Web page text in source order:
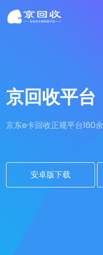
京回收平台
京东e卡回收正规平台160
安卓版下载